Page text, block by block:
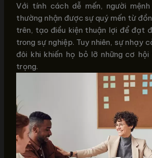
Với tính cách dễ mến, người
thường nhận được sự quý mến từ
trên, tạo điều kiện thuận lợi để đạt
trong sự nghiệp. Tuy nhiên, sự nhạy
đôi khi khiến họ bỏ lỡ những cơ hội
trọng.